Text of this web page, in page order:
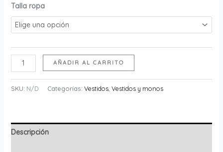
Talla ropa
Vestido
Buganvilla
cantidad
AÑADIR AL CARRITO
SKU: N/D Categorías: Vestidos, Vestidos y monos
Descripción